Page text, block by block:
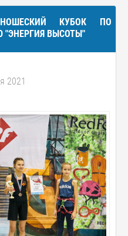
КУБОК ПО
ВЫСОТЫ"
2021